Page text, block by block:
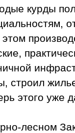
курды
строил
этого уже
лесном